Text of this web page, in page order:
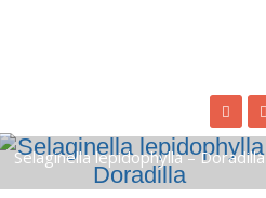
Selaginella lepidophylla – Doradilla